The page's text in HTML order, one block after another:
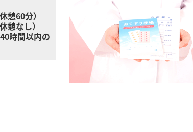
経営しています。無理な異動や転居が必要な異動
ているため、お互い様精神で助け合いながら働けま
憩60分）
なし）
時間以内の